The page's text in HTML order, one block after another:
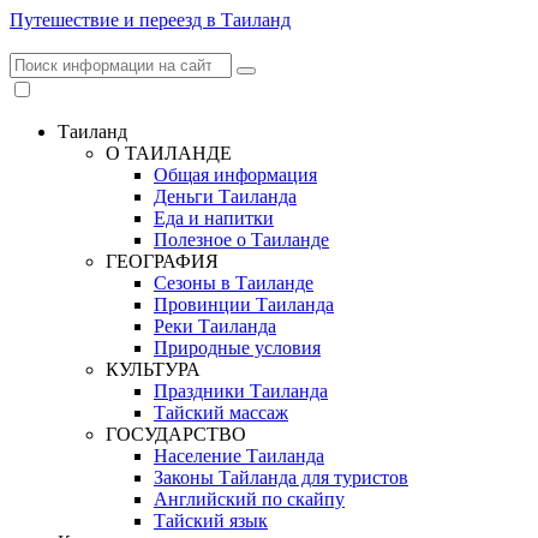
Путешествие и переезд в Таиланд
Таиланд
О ТАИЛАНДЕ
Общая информация
Деньги Таиланда
Еда и напитки
Полезное о Таиланде
ГЕОГРАФИЯ
Сезоны в Таиланде
Провинции Таиланда
Реки Таиланда
Природные условия
КУЛЬТУРА
Праздники Таиланда
Тайский массаж
ГОСУДАРСТВО
Население Таиланда
Законы Тайланда для туристов
Английский по скайпу
Тайский язык